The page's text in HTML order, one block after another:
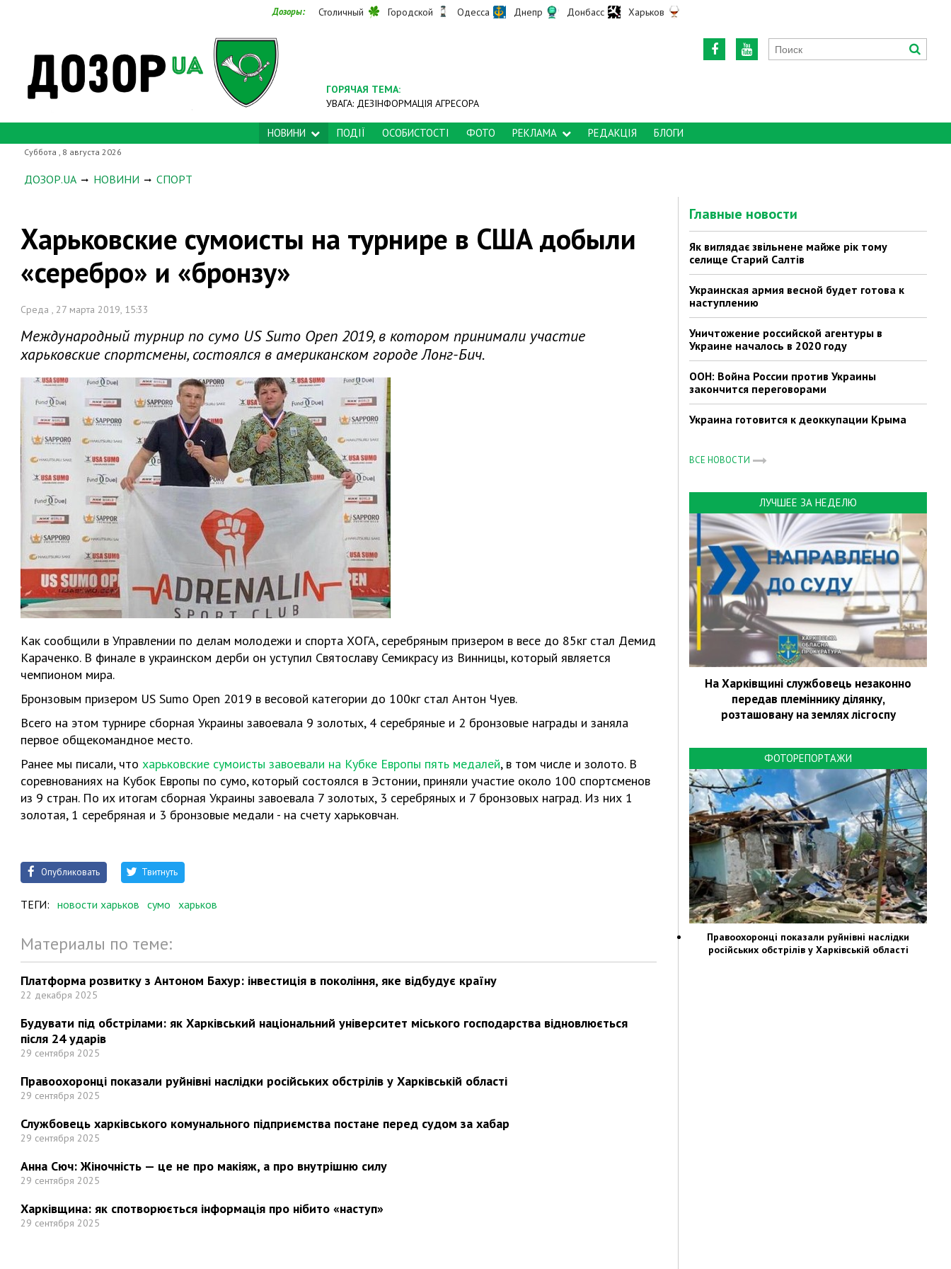
Дозоры: Столичный Городской Одесса Днепр Донбасс Харьков
ГОРЯЧАЯ ТЕМА:
УВАГА: ДЕЗІНФОРМАЦІЯ АГРЕСОРА
НОВИНИ ПОДІЇ ОСОБИСТОСТІ ФОТО РЕКЛАМА РЕДАКЦІЯ БЛОГИ
Суббота , 8 августа 2026
ДОЗОР.UA НОВИНИ СПОРТ
Харьковские сумоисты на турнире в США добыли
«серебро» и «бронзу»
Среда , 27 марта 2019, 15:33
Международный турнир по сумо US Sumo Open 2019, в котором принимали участие
харьковские спортсмены, состоялся в американском городе Лонг-Бич.
Как сообщили в Управлении по делам молодежи и спорта ХОГА, серебряным призером в весе до 85кг стал Демид
Караченко. В финале в украинском дерби он уступил Святославу Семикрасу из Винницы, который является
чемпионом мира.
Бронзовым призером US Sumo Open 2019 в весовой категории до 100кг стал Антон Чуев.
Всего на этом турнире сборная Украины завоевала 9 золотых, 4 серебряные и 2 бронзовые награды и заняла
первое общекомандное место.
Ранее мы писали, что харьковские сумоисты завоевали на Кубке Европы пять медалей, в том числе и золото. В
соревнованиях на Кубок Европы по сумо, который состоялся в Эстонии, приняли участие около 100 спортсменов
из 9 стран. По их итогам сборная Украины завоевала 7 золотых, 3 серебряных и 7 бронзовых наград. Из них 1
золотая, 1 серебряная и 3 бронзовые медали - на счету харьковчан.
Опубликовать Твитнуть
ТЕГИ: новости харьков сумо харьков
Материалы по теме:
Платформа розвитку з Антоном Бахур: інвестиція в покоління, яке відбудує країну
22 декабря 2025
Будувати під обстрілами: як Харківський національний університет міського господарства відновлюється
після 24 ударів
29 сентября 2025
Правоохоронці показали руйнівні наслідки російських обстрілів у Харківській області
29 сентября 2025
Службовець харківського комунального підприємства постане перед судом за хабар
29 сентября 2025
Анна Сюч: Жіночність — це не про макіяж, а про внутрішню силу
29 сентября 2025
Харківщина: як спотворюється інформація про нібито «наступ»
29 сентября 2025
Главные новости
Як виглядає звільнене майже рік тому
селище Старий Салтів
Украинская армия весной будет готова к
наступлению
Уничтожение российской агентуры в
Украине началось в 2020 году
ООН: Война России против Украины
закончится переговорами
Украина готовится к деоккупации Крыма
ВСЕ НОВОСТИ
ЛУЧШЕЕ ЗА НЕДЕЛЮ
На Харківщині службовець незаконно
передав племіннику ділянку,
розташовану на землях лісгоспу
ФОТОРЕПОРТАЖИ
Правоохоронці показали руйнівні наслідки
російських обстрілів у Харківській області